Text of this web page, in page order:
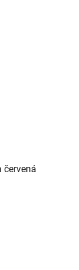
červená